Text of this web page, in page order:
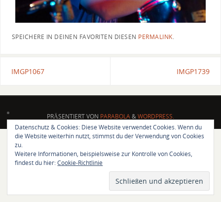
SPEICHERE IN DEINEN FAVORITEN DIESEN PERMALINK.
IMGP1067 IMGP1739
PRÄSENTIERT VON PARABOLA&WORDPRESS.
Datenschutz & Cookies: Diese Website verwendet Cookies. Wenn du
die Website weiterhin nutzt, stimmst du der Verwendung von Cookies
zu.
Weitere Informationen, beispielsweise zur Kontrolle von Cookies,
findest du hier:Cookie-Richtlinie